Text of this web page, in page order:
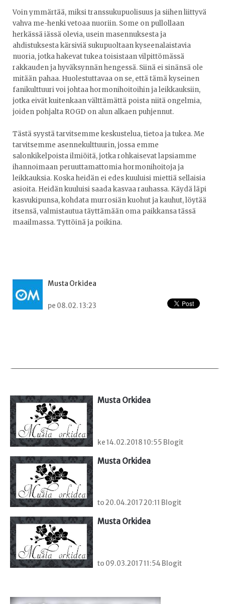
Voin ymmärtää, miksi transsukupuolisuus ja siihen liittyvä
vahva me-henki vetoaa nuoriin. Some on pullollaan
herkässä iässä olevia, usein masennuksesta ja
ahdistuksesta kärsiviä sukupuoltaan kyseenalaistavia
nuoria, jotka hakevat tukea toisistaan vilpittömässä
rakkauden ja hyväksynnän hengessä. Siinä ei sinänsä ole
mitään pahaa. Huolestuttavaa on se, että tämä kyseinen
fanikulttuuri voi johtaa hormonihoitoihin ja leikkauksiin,
jotka eivät kuitenkaan välttämättä poista niitä ongelmia,
joiden pohjalta ROGD on alun alkaen puhjennut.
Tästä syystä tarvitsemme keskustelua, tietoa ja tukea. Me
tarvitsemme asennekulttuurin, jossa emme
salonkikelpoista ilmiöitä, jotka rohkaisevat lapsiamme
ihannoimaan peruuttamattomia hormonihoitoja ja
leikkauksia. Koska heidän ei edes kuuluisi miettiä sellaisia
asioita. Heidän kuuluisi saada kasvaa rauhassa. Käydä läpi
kasvukipunsa, kohdata murrosiän kuohut ja kauhut, löytää
itsensä, valmistautua täyttämään oma paikkansa tässä
maailmassa. Tyttöinä ja poikina.
Musta Orkidea
pe 08.02. 13:23
Musta Orkidea
ke 14.02.2018 10:55 Blogit
Musta Orkidea
to 20.04.2017 20:11 Blogit
Musta Orkidea
to 09.03.2017 11:54 Blogit